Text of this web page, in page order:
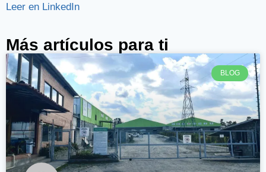
Leer en LinkedIn
Más artículos para ti
BLOG